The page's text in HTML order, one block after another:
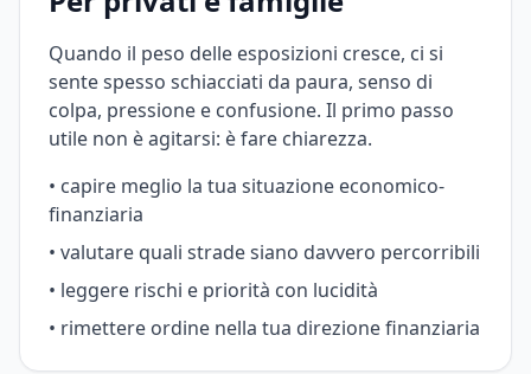
Quando il peso delle esposizioni cresce, ci si
sente spesso schiacciati da paura, senso di
colpa, pressione e confusione. Il primo passo
utile non è agitarsi: è fare chiarezza.
• capire meglio la tua situazione economico-
finanziaria
• valutare quali strade siano davvero percorribili
• leggere rischi e priorità con lucidità
• rimettere ordine nella tua direzione finanziaria